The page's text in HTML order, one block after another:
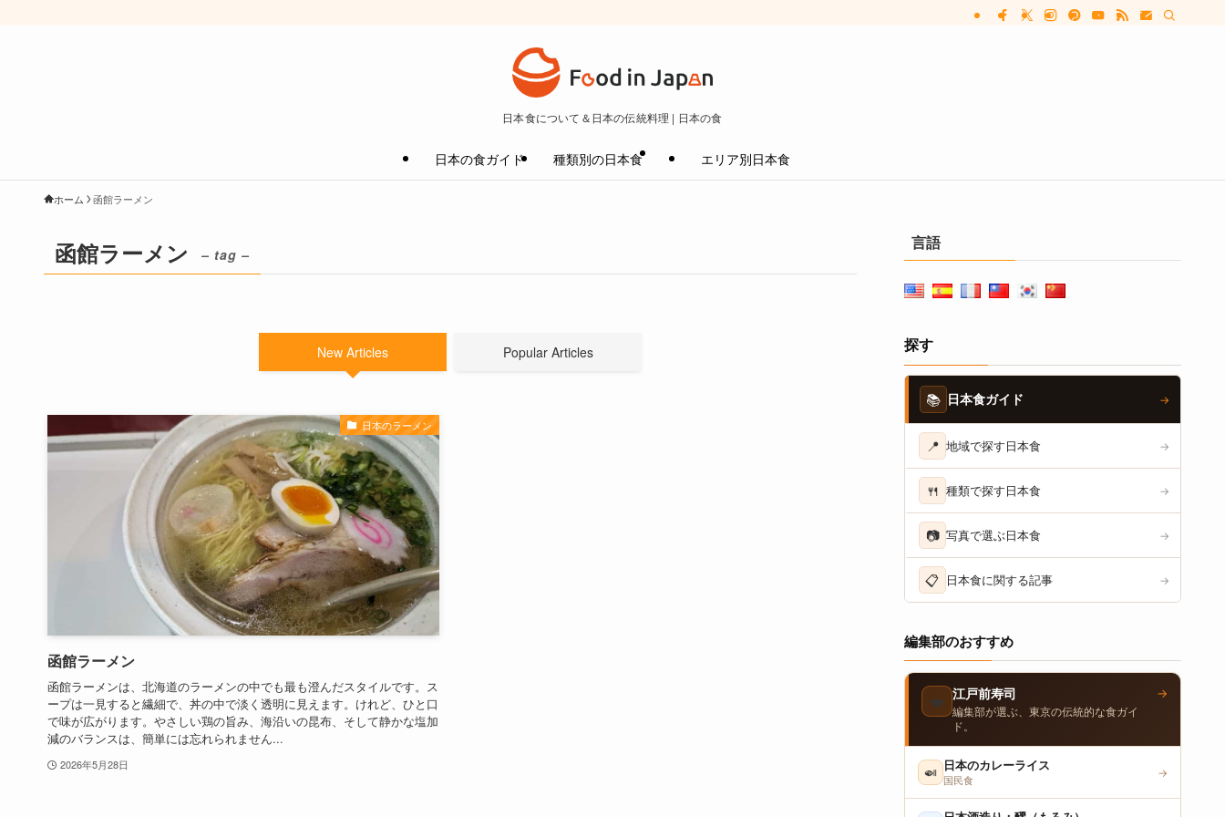
日本食について＆日本の伝統料理 | 日本の食
日本の食ガイド 種類別の日本食 エリア別日本食
ホーム 函館ラーメン
函館ラーメン – tag –
New Articles Popular Articles
日本のラーメン
函館ラーメン
函館ラーメンは、北海道のラーメンの中でも最も澄んだスタイルです。ス
ープは一見すると繊細で、丼の中で淡く透明に見えます。けれど、ひと口
で味が広がります。やさしい鶏の旨み、海沿いの昆布、そして静かな塩加
減のバランスは、簡単には忘れられません...
2026年5月28日
言語
探す
📚 日本食ガイド →
📍 地域で探す日本食 →
🍴 種類で探す日本食 →
📷 写真で選ぶ日本食 →
📋 日本食に関する記事 →
編集部のおすすめ
🍣 江戸前寿司
編集部が選ぶ、東京の伝統的な食ガイ
ド。
→
🍛 日本のカレーライス
国民食
→